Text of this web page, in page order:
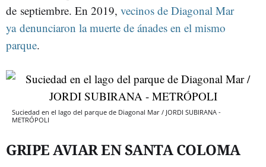
de septiembre. En 2019, vecinos de Diagonal Mar
ya denunciaron la muerte de ánades en el mismo
parque.
Suciedad en el lago del parque de Diagonal Mar / JORDI SUBIRANA -
METRÓPOLI
GRIPE AVIAR EN SANTA COLOMA